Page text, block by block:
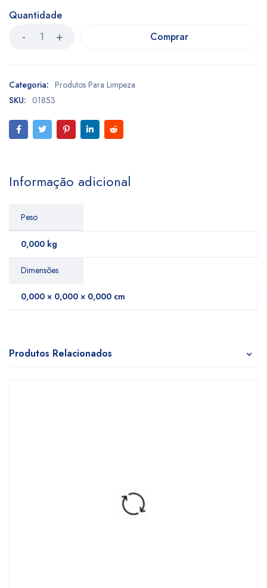
Quantidade
Comprar
Categoria: Produtos Para Limpeza
SKU: 01853
Informação adicional
Peso
0,000 kg
Dimensões
0,000 × 0,000 × 0,000 cm
Produtos Relacionados